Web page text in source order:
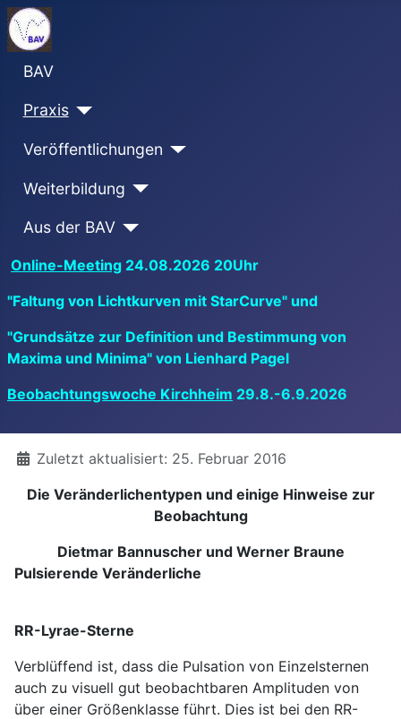
BAV
Praxis
Veröffentlichungen
Weiterbildung
Aus der BAV
Online-Meeting 24.08.2026 20Uhr
"Faltung von Lichtkurven mit StarCurve" und
"Grundsätze zur Definition und Bestimmung von
Maxima und Minima" von Lienhard Pagel
Beobachtungswoche Kirchheim 29.8.-6.9.2026
DetailsZuletzt aktualisiert: 25. Februar 2016
Die Veränderlichentypen und einige Hinweise zur
Beobachtung
Dietmar Bannuscher und Werner Braune
Pulsierende Veränderliche
RR-Lyrae-Sterne
Verblüffend ist, dass die Pulsation von Einzelsternen
auch zu visuell gut beobachtbaren Amplituden von
über einer Größenklasse führt. Dies ist bei den RR-